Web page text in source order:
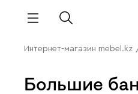
Интернет-магазин mebel.kz
Большие